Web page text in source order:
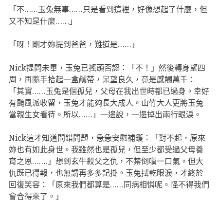
「不……玉兔無事……只是看到這裡，好像想起了什麼，但
又不知是什麼……」
「呀！剛才妳提到爸爸，難道是……」
Nick提問未畢，玉兔已搖頭否認：「不！」然後轉身望四
周，再隨手拾起一盒鹹帶，呆望良久，竟是感觸萬千：
「其實……玉兔是個孤兒，父母在我出世時都已過身。幸好
有颱風派收留，玉兔才能夠長大成人。山竹大人更將玉兔
當親生女看待。所以……」一邊說，一邊掉出兩行眼淚。
Nick這才知道問錯問題，急急安慰補鑊：「對不起，原來
妳也有如此身世。我雖然也是孤兒，但至少都受過父母養
育之恩…….」想到玄牛殺父之仇，不禁倒嘆一口氣。但大
仇既已得報，也無謂再多多記掛。玉兔拭乾眼淚，才終於
回復笑容：「原來我們都算是……同病相憐呢。怪不得我們
會合得來了。」